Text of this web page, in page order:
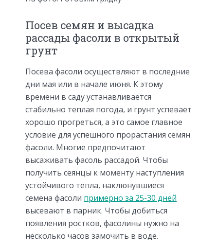
Посев семян и высадка
рассады фасоли в открытый
грунт
Посева фасоли осуществляют в последние
дни мая или в начале июня. К этому
времени в саду устанавливается
стабильно теплая погода, и грунт успевает
хорошо прогреться, а это самое главное
условие для успешного прорастания семян
фасоли. Многие предпочитают
высаживать фасоль рассадой. Чтобы
получить сеянцы к моменту наступления
устойчивого тепла, наклюнувшиеся
семена фасоли примерно за 25-30 дней
высевают в парник. Чтобы добиться
появления ростков, фасолины нужно на
несколько часов замочить в воде.